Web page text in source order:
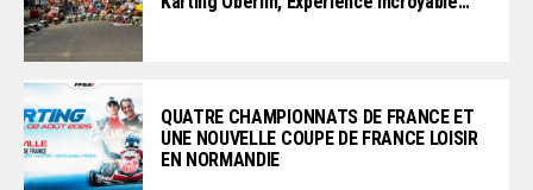
QUATRE CHAMPIONNATS DE FRANCE ET
UNE NOUVELLE COUPE DE FRANCE LOISIR
EN NORMANDIE